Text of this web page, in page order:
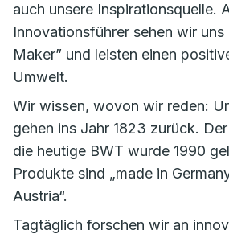
auch unsere Inspirationsquelle.
Innovationsführer sehen wir uns
Maker” und leisten einen
Umwelt.
Wir wissen, wovon wir reden:
gehen ins Jahr 1823 zurück.
die heutige BWT wurde 1990
Produkte sind „made in
Austria“.
Tagtäglich forschen wir an